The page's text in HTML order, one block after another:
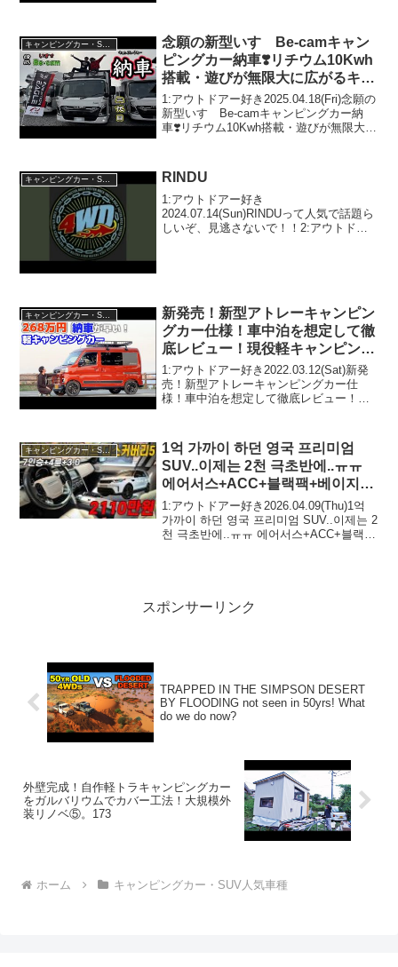
念願の新型いすゞBe-camキャン
ピングカー納車❣️リチウム10Kwh
搭載・遊びが無限大に広がるキャ
ンピングカーです☆
1:アウトドアー好き2025.04.18(Fri)念願の
新型いすゞBe-camキャンピングカー納
車❣️リチウム10Kwh搭載・遊びが無限大に
ウトドアー好き2025.0...
キャンピングカー・SUV人気車種 RINDU
1:アウトドアー好き
2024.07.14(Sun)RINDUって人気で話題ら
しいぞ、見逃さないで！！2:アウトドア
新発売！新型アトレーキャンピン
グカー仕様！車中泊を想定して徹
底レビュー！現役軽キャンピング
カー乗りが感じたメリットとデメ
リット
1:アウトドアー好き2022.03.12(Sat)新発
売！新型アトレーキャンピングカー仕
様！車中泊を想定して徹底レビュー！現
ぞ、見逃さないで！！2:アウトドアー好
き20...
キャンピングカー・SUV人気車種
1억 가까이 하던 영국 프리미엄
SUV..이제는 2천 극초반에..ㅠㅠ
에어서스+ACC+블랙팩+베이지시
트!
1:アウトドアー好き2026.04.09(Thu)1억
가까이 하던 영국 프리미엄 SUV..이제는 2
천 극초반에..ㅠㅠ 에어서스+ACC+블랙팩
スポンサーリンク
TRAPPED IN THE SIMPSON DESERT
BY FLOODING not seen in 50yrs! What
do we do now?
外壁完成！自作軽トラキャンピングカー
をガルバリウムでカバー工法！大規模外
装リノベ⑤。173
ホーム キャンピングカー・SUV人気車種